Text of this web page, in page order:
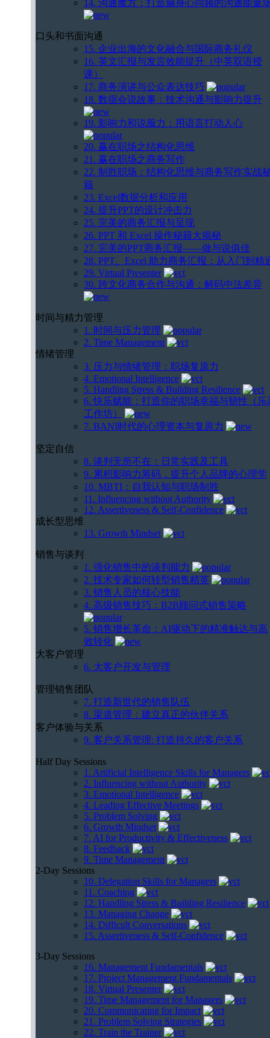
14. 沟通魔方：打造脑身心同频的沟通能量
口头和书面沟通
15. 企业出海的文化融合与国际商务礼仪
16. 英文汇报与发言效能提升（中英双语授
课）
17. 商务演讲与公众表达技巧
18. 数据会说故事：技术沟通与影响力提升
19. 影响力和说服力：用语言打动人心
20. 赢在职场之结构化思维
21. 赢在职场之商务写作
22. 制胜职场：结构化思维与商务写作实战
籍
23. Excel数据分析和应用
24. 提升PPT的设计冲击力
25. 完美的商务汇报与呈现
26. PPT 和 Excel 操作秘籍大揭秘
27. 完美的PPT商务汇报——做与说俱佳
28. PPT、Excel 助力商务汇报：从入门到精
29. Virtual Presenter
30. 跨文化商务合作与沟通：解码中法差异
时间与精力管理
1. 时间与压力管理
2. Time Management
情绪管理
3. 压力与情绪管理：职场复原力
4. Emotional Intelligence
5. Handling Stress & Building Resilience
6. 快乐赋能：打造你的职场幸福与韧性（乐
工作坊）
7. BANI时代的心理资本与复原力
坚定自信
8. 谈判无所不在：日常实践及工具
9. 累积影响力筹码，提升个人品牌的心理学
10. MBTI：自我认知与职场制胜
11. Influencing without Authority
12. Assertiveness & Self-Confidence
成长型思维
13. Growth Mindset
销售与谈判
1. 强化销售中的谈判能力
2. 技术专家如何转型销售精英
3. 销售人员的核心技能
4. 高级销售技巧：B2B顾问式销售策略
5. 销售增长革命：AI驱动下的精准触达与高
效转化
大客户管理
6. 大客户开发与管理
管理销售团队
7. 打造新世代的销售队伍
8. 渠道管理：建立真正的伙伴关系
客户体验与关系
9. 客户关系管理: 打造持久的客户关系
Half Day Sessions
1. Artificial Intelligence Skills for Managers
2. Influencing without Authority
3. Emotional Intelligence
4. Leading Effective Meetings
5. Problem Solving
6. Growth Mindset
7. AI for Productivity & Effectiveness
8. Feedback
9. Time Management
2-Day Sessions
10. Delegation Skills for Managers
11. Coaching
12. Handling Stress & Building Resilience
13. Managing Change
14. Difficult Conversations
15. Assertiveness & Self-Confidence
3-Day Sessions
16. Management Fundamentals
17. Project Management Fundamentals
18. Virtual Presenter
19. Time Management for Managers
20. Communicating for Impact
21. Problem Solving Strategies
22. Train the Trainer